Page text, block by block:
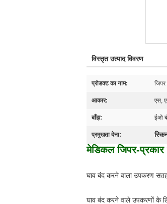
विस्तृत उत्पाद विवरण
प्रोडक्ट का नाम:
आकार: एस,
बाँझ: ईओ
प्रमुखता देना:
मेडिकल जिपर-प्रकार
घाव बंद करने वाला उपकरण
घाव बंद करने वाले उपकरणों के